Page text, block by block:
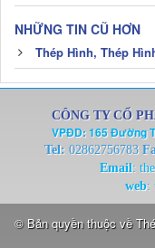
NHỮNG TIN CŨ HƠN
Thép Hình, Thép
CÔNG TY CỔ
VPĐD: 165 Đường
Tel: 02862756783
Email:
web:
© Bản quyền thuộc về